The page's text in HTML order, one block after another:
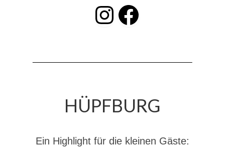
10 Jahre KatS-Zug
Chronik des Musikzug
INSTAGRAM Facebook
HÜPFBURG
Ein Highlight für die kleinen Gäste: